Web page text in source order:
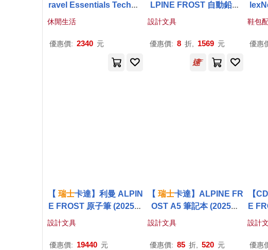
ravel Essentials TechPo
uch 3C數位配件收納包 6
休閒生活
優惠價: 2340 元
LPINE FROST 自動鉛筆
(2025聖誕特別版) 霜白
設計文具
優惠價: 8 折, 1569 元
鞋包
優惠
【 瑞士卡達】利曼 ALPIN
E FROST 原子筆 (2025聖
設計文具
優惠價: 19440 元
【 瑞士卡達】ALPINE FR
OST A5 筆記本 (2025聖
設計文具
優惠價: 85 折, 520 元
【
E
設計
優惠